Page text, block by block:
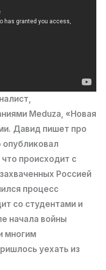
Meduza, «Новая
Давид пишет про
опубликовал
происходит с
Россией
процесс
со студентами и
начала войны
многим
уехать из